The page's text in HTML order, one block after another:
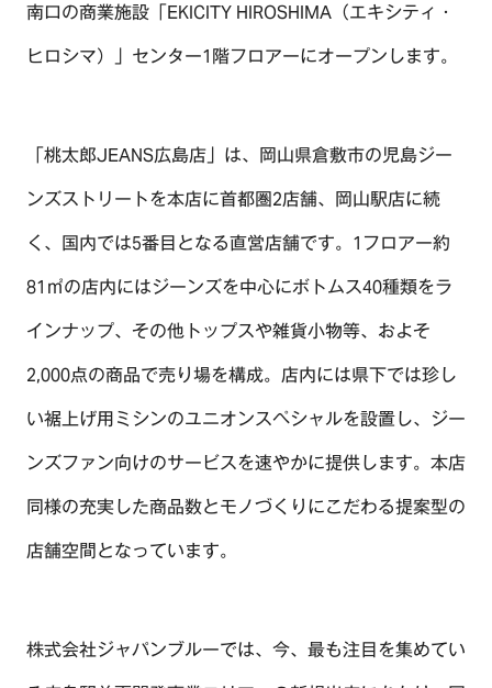
南口の商業施設「EKICITY HIROSHIMA（エキシティ・
ヒロシマ）」センター1階フロアーにオープンします。
「桃太郎JEANS広島店」は、岡山県倉敷市の児島ジー
ンズストリートを本店に首都圏2店舗、岡山駅店に続
く、国内では5番目となる直営店舗です。1フロアー約
81㎡の店内にはジーンズを中心にボトムス40種類をラ
インナップ、その他トップスや雑貨小物等、およそ
2,000点の商品で売り場を構成。店内には県下では珍し
い裾上げ用ミシンのユニオンスペシャルを設置し、ジー
ンズファン向けのサービスを速やかに提供します。本店
同様の充実した商品数とモノづくりにこだわる提案型の
店舗空間となっています。
株式会社ジャパンブルーでは、今、最も注目を集めてい